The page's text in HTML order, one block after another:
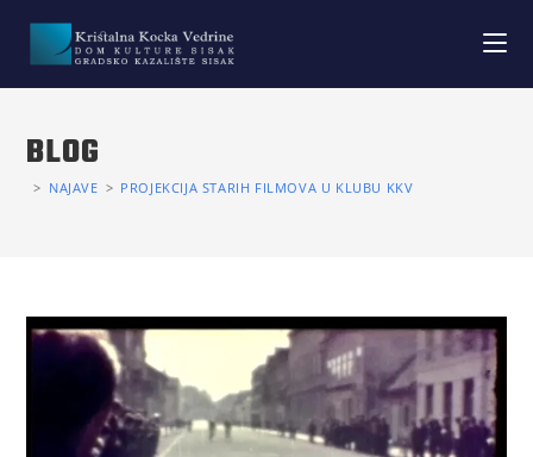
BLOG
> NAJAVE > PROJEKCIJA STARIH FILMOVA U KLUBU KKV